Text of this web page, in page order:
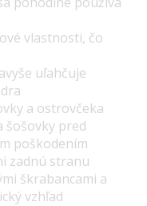
vlastnosti, čo
uľahčuje
a ostrovčeka
šošovky pred
poškodením
zadnú stranu
škrabancami a
vzhľad